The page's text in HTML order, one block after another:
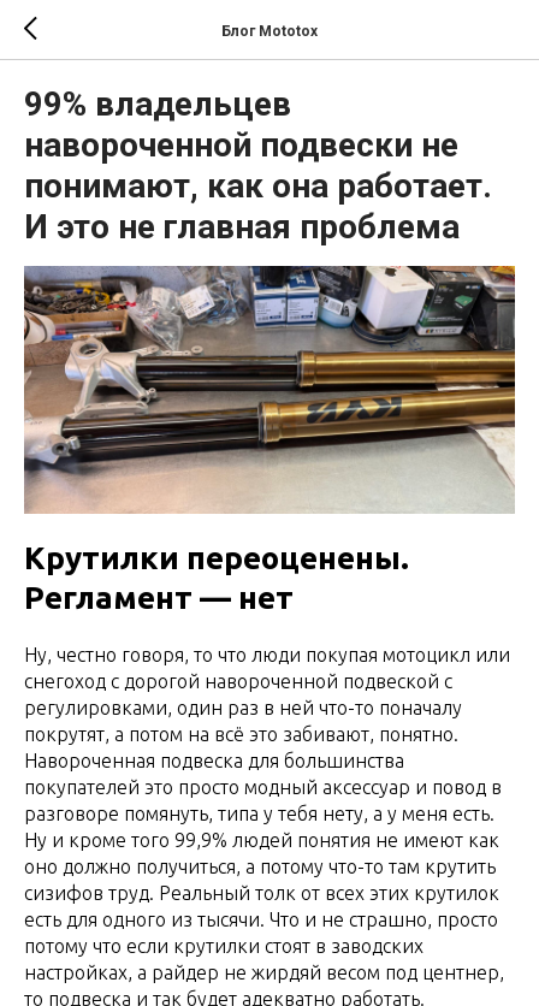
Блог Mototox
99% владельцев
навороченной подвески не
понимают, как она работает.
И это не главная проблема
Крутилки переоценены.
Регламент — нет
Ну, честно говоря, то что люди покупая мотоцикл или
снегоход с дорогой навороченной подвеской с
регулировками, один раз в ней что-то поначалу
покрутят, а потом на всё это забивают, понятно.
Навороченная подвеска для большинства
покупателей это просто модный аксессуар и повод в
разговоре помянуть, типа у тебя нету, а у меня есть.
Ну и кроме того 99,9% людей понятия не имеют как
оно должно получиться, а потому что-то там крутить
сизифов труд. Реальный толк от всех этих крутилок
есть для одного из тысячи. Что и не страшно, просто
потому что если крутилки стоят в заводских
настройках, а райдер не жирдяй весом под центнер,
то подвеска и так будет адекватно работать.